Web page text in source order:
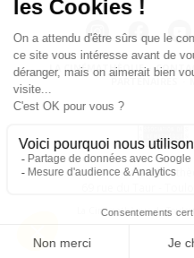
LA CINÉMATHÈQUE ·
La
La Cinémathèque de